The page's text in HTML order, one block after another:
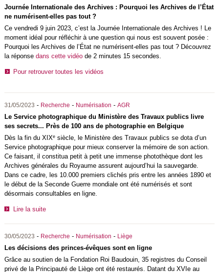
Journée Internationale des Archives : Pourquoi les Archives de l’État
ne numérisent-elles pas tout ?
Ce vendredi 9 juin 2023, c’est la Journée Internationale des Archives ! Le
moment idéal pour réfléchir à une question qui nous est souvent posée :
Pourquoi les Archives de l’État ne numérisent-elles pas tout ? Découvrez
la réponse dans cette vidéode 2 minutes 15 secondes.
Pour retrouver toutes les vidéos
31/05/2023 - Recherche - Numérisation - AGR
Le Service photographique du Ministère des Travaux publics livre
ses secrets... Près de 100 ans de photographie en Belgique
Dès la fin du XIXesiècle, le Ministère des Travaux publics se dota d’un
Service photographique pour mieux conserver la mémoire de son action.
Ce faisant, il constitua petit à petit une immense photothèque dont les
Archives générales du Royaume assurent aujourd’hui la sauvegarde.
Dans ce cadre, les 10.000 premiers clichés pris entre les années 1890 et
le début de la Seconde Guerre mondiale ont été numérisés et sont
désormais consultables en ligne.
Lire la suite
30/05/2023 - Recherche - Numérisation - Liège
Les décisions des princes-évêques sont en ligne
Grâce au soutien de la Fondation Roi Baudouin, 35 registres du Conseil
privé de la Principauté de Liège ont été restaurés. Datant du XVIe au